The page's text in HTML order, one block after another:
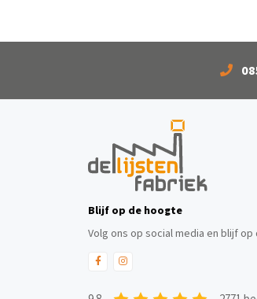
Blijf op de hoogte
Volg ons op social media en blijf